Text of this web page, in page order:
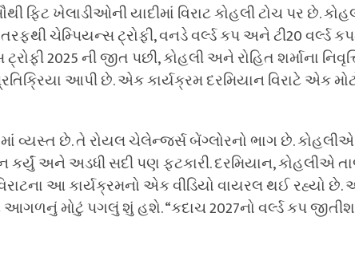
ફિટ ખેલાડીઓની યાદીમાં વિરાટ કોહલી ટોચ પર છે.
ચેમ્પિયન્સ ટ્રોફી, વનડે વર્લ્ડ કપ અને ટી20 વર્લ્ડ
2025 ની જીત પછી, કોહલી અને રોહિત શર્માના
આપી છે. એક કાર્યક્રમ દરમિયાન વિરાટે એક
માં વ્યસ્ત છે. તે રોયલ ચેલેન્જર્સ બેંગ્લોરનો ભાગ છે.
કર્યું અને અડધી સદી પણ ફટકારી. દરમિયાન, કોહલીએ
વિરાટના આ કાર્યક્રમનો એક વીડિયો વાયરલ થઈ રહ્યો
આગળનું મોટું પગલું શું હશે. “કદાચ 2027નો વર્લ્ડ કપ